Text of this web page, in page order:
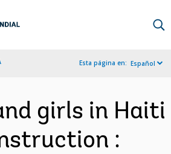
Esta página en: Español
girls in Haiti
: